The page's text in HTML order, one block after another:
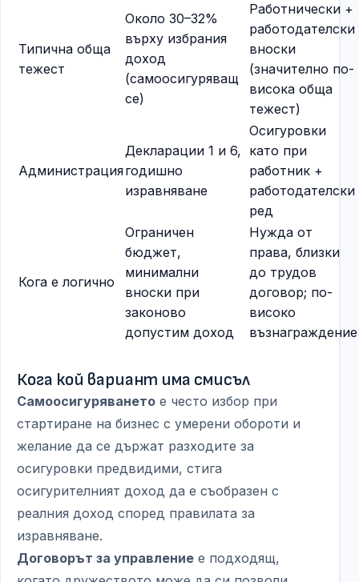
Типична обща
тежест
Около 30–32%
върху избрания
доход
(самоосигуряващ
се)
Работнически +
работодателски
вноски
(значително по-
висока обща
тежест)
Администрация
Декларации 1 и 6,
годишно
изравняване
Осигуровки
като при
работник +
работодателски
ред
Кога е логично
Ограничен
бюджет,
минимални
вноски при
законово
допустим доход
Нужда от
права, близки
до трудов
договор; по-
високо
възнаграждение
Кога кой вариант има смисъл
Самоосигуряването е често избор при
стартиране на бизнес с умерени обороти и
желание да се държат разходите за
осигуровки предвидими, стига
осигурителният доход да е съобразен с
реалния доход според правилата за
изравняване.
Договорът за управление е подходящ,